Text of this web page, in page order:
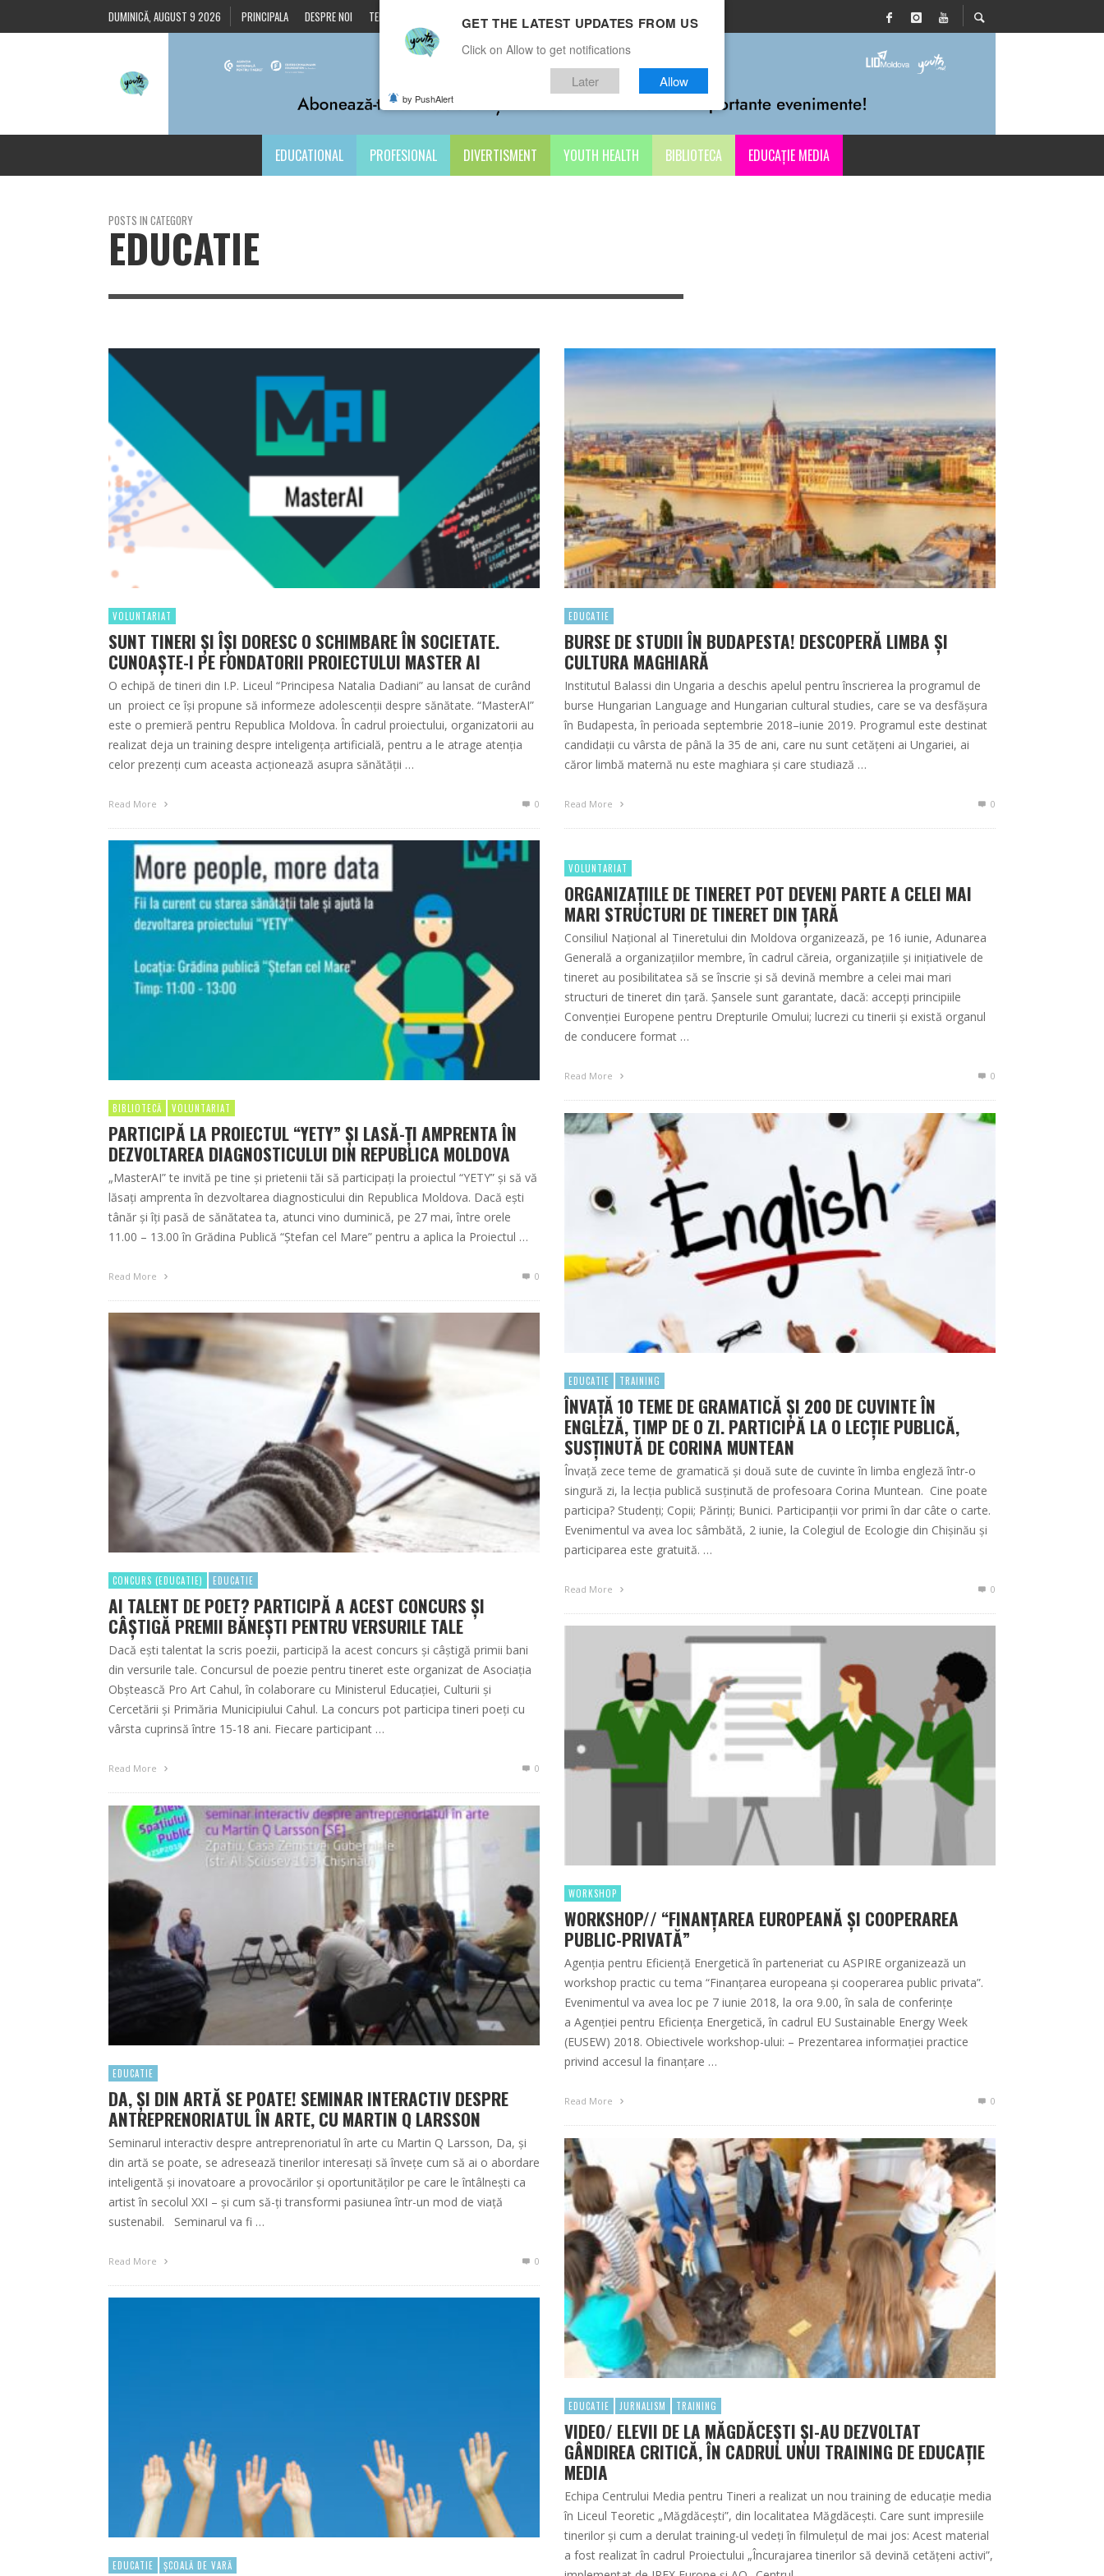
DUMINICĂ, AUGUST 9 2026 PRINCIPALA DESPRE NOI TERMENI ȘI CONDIȚII CONTACTE
EDUCATIONAL PROFESIONAL DIVERTISMENT YOUTH HEALTH BIBLIOTECA EDUCAȚIE MEDIA
POSTS IN CATEGORY
EDUCATIE
VOLUNTARIAT
SUNT TINERI ŞI ÎŞI DORESC O SCHIMBARE ÎN SOCIETATE.
CUNOAŞTE-I PE FONDATORII PROIECTULUI MASTER AI
O echipă de tineri din I.P. Liceul “Principesa Natalia Dadiani” au lansat de curând
un proiect ce îşi propune să informeze adolescenţii despre sănătate. “MasterAI”
este o premieră pentru Republica Moldova. În cadrul proiectului, organizatorii au
realizat deja un training despre inteligenţa artificială, pentru a le atrage atenţia
celor prezenţi cum aceasta acţionează asupra sănătăţii …
Read More 0
EDUCATIE
BURSE DE STUDII ÎN BUDAPESTA! DESCOPERĂ LIMBA ȘI
CULTURA MAGHIARĂ
Institutul Balassi din Ungaria a deschis apelul pentru înscrierea la programul de
burse Hungarian Language and Hungarian cultural studies, care se va desfășura
în Budapesta, în perioada septembrie 2018–iunie 2019. Programul este destinat
candidații cu vârsta de până la 35 de ani, care nu sunt cetățeni ai Ungariei, ai
căror limbă maternă nu este maghiara și care studiază …
Read More 0
BIBLIOTECĂ VOLUNTARIAT
PARTICIPĂ LA PROIECTUL “YETY” ȘI LASĂ-ȚI AMPRENTA ÎN
DEZVOLTAREA DIAGNOSTICULUI DIN REPUBLICA MOLDOVA
„MasterAI” te invită pe tine și prietenii tăi să participați la proiectul “YETY” și să vă
lăsați amprenta în dezvoltarea diagnosticului din Republica Moldova. Dacă ești
tânăr și îți pasă de sănătatea ta, atunci vino duminică, pe 27 mai, între orele
11.00 – 13.00 în Grădina Publică “Ștefan cel Mare” pentru a aplica la Proiectul …
Read More 0
VOLUNTARIAT
ORGANIZAȚIILE DE TINERET POT DEVENI PARTE A CELEI MAI
MARI STRUCTURI DE TINERET DIN ȚARĂ
Consiliul Național al Tineretului din Moldova organizează, pe 16 iunie, Adunarea
Generală a organizațiilor membre, în cadrul căreia, organizațiile și inițiativele de
tineret au posibilitatea să se înscrie și să devină membre a celei mai mari
structuri de tineret din țară. Șansele sunt garantate, dacă: accepți principiile
Convenției Europene pentru Drepturile Omului; lucrezi cu tinerii și există organul
de conducere format …
Read More 0
EDUCATIE TRAINING
ÎNVAȚĂ 10 TEME DE GRAMATICĂ ȘI 200 DE CUVINTE ÎN
ENGLEZĂ, TIMP DE O ZI. PARTICIPĂ LA O LECȚIE PUBLICĂ,
SUSȚINUTĂ DE CORINA MUNTEAN
Învață zece teme de gramatică și două sute de cuvinte în limba engleză într-o
singură zi, la lecția publică susținută de profesoara Corina Muntean. Cine poate
participa? Studenți; Copii; Părinți; Bunici. Participanții vor primi în dar câte o carte.
Evenimentul va avea loc sâmbătă, 2 iunie, la Colegiul de Ecologie din Chișinău și
participarea este gratuită. …
Read More 0
CONCURS (EDUCATIE) EDUCATIE
AI TALENT DE POET? PARTICIPĂ A ACEST CONCURS ȘI
CÂȘTIGĂ PREMII BĂNEȘTI PENTRU VERSURILE TALE
Dacă ești talentat la scris poezii, participă la acest concurs și câștigă primii bani
din versurile tale. Concursul de poezie pentru tineret este organizat de Asociația
Obștească Pro Art Cahul, în colaborare cu Ministerul Educației, Culturii și
Cercetării și Primăria Municipiului Cahul. La concurs pot participa tineri poeți cu
vârsta cuprinsă între 15-18 ani. Fiecare participant …
Read More 0
WORKSHOP
WORKSHOP// “FINANȚAREA EUROPEANĂ ȘI COOPERAREA
PUBLIC-PRIVATĂ”
Agenția pentru Eficiență Energetică în parteneriat cu ASPIRE organizează un
workshop practic cu tema “Finanțarea europeana și cooperarea public privata”.
Evenimentul va avea loc pe 7 iunie 2018, la ora 9.00, în sala de conferințe
a Agenției pentru Eficiența Energetică, în cadrul EU Sustainable Energy Week
(EUSEW) 2018. Obiectivele workshop-ului: – Prezentarea informației practice
privind accesul la finanțare …
Read More 0
EDUCATIE
DA, ȘI DIN ARTĂ SE POATE! SEMINAR INTERACTIV DESPRE
ANTREPRENORIATUL ÎN ARTE, CU MARTIN Q LARSSON
Seminarul interactiv despre antreprenoriatul în arte cu Martin Q Larsson, Da, și
din artă se poate, se adresează tinerilor interesați să învețe cum să ai o abordare
inteligentă și inovatoare a provocărilor și oportunităților pe care le întâlnești ca
artist în secolul XXI – și cum să-ți transformi pasiunea într-un mod de viață
sustenabil. Seminarul va fi …
Read More 0
EDUCATIE JURNALISM TRAINING
VIDEO/ ELEVII DE LA MĂGDĂCEȘTI ȘI-AU DEZVOLTAT
GÂNDIREA CRITICĂ, ÎN CADRUL UNUI TRAINING DE EDUCAȚIE
MEDIA
Echipa Centrului Media pentru Tineri a realizat un nou training de educație media
în Liceul Teoretic „Măgdăcești”, din localitatea Măgdăcești. Care sunt impresiile
tinerilor şi cum a derulat training-ul vedeți în filmulețul de mai jos: Acest material
a fost realizat în cadrul Proiectului „Încurajarea tinerilor să devină cetățeni activi”,
EDUCATIE ȘCOALĂ DE VARĂ
GET THE LATEST UPDATES FROM US
Click on Allow to get notifications
Later Allow
by PushAlert